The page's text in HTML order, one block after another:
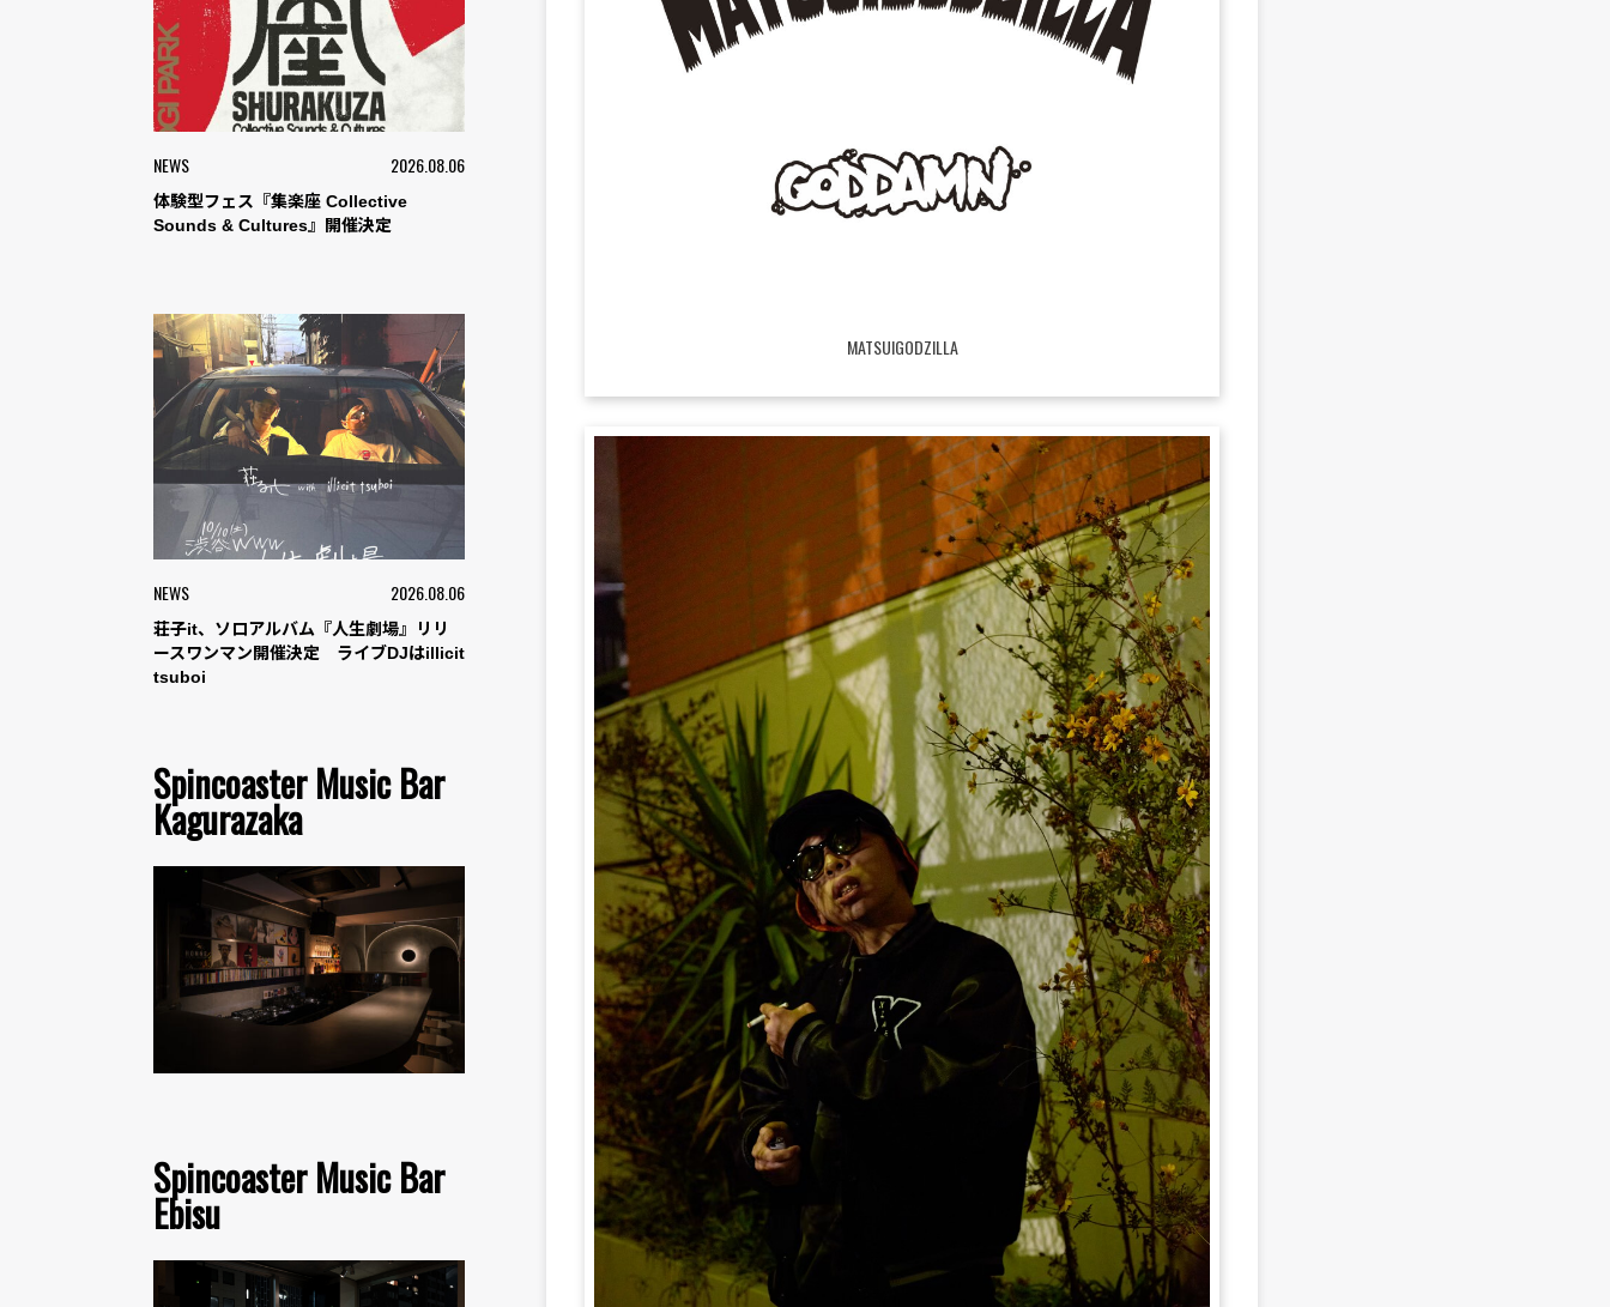
NEWS 2026.08.06
体験型フェス『集楽座 Collective
Sounds & Cultures』開催決定
NEWS 2026.08.06
荘子it、ソロアルバム『人生劇場』リリ
ースワンマン開催決定 ライブDJはillicit
tsuboi
Spincoaster Music Bar
Kagurazaka
Spincoaster Music Bar
Ebisu
MATSUIGODZILLA